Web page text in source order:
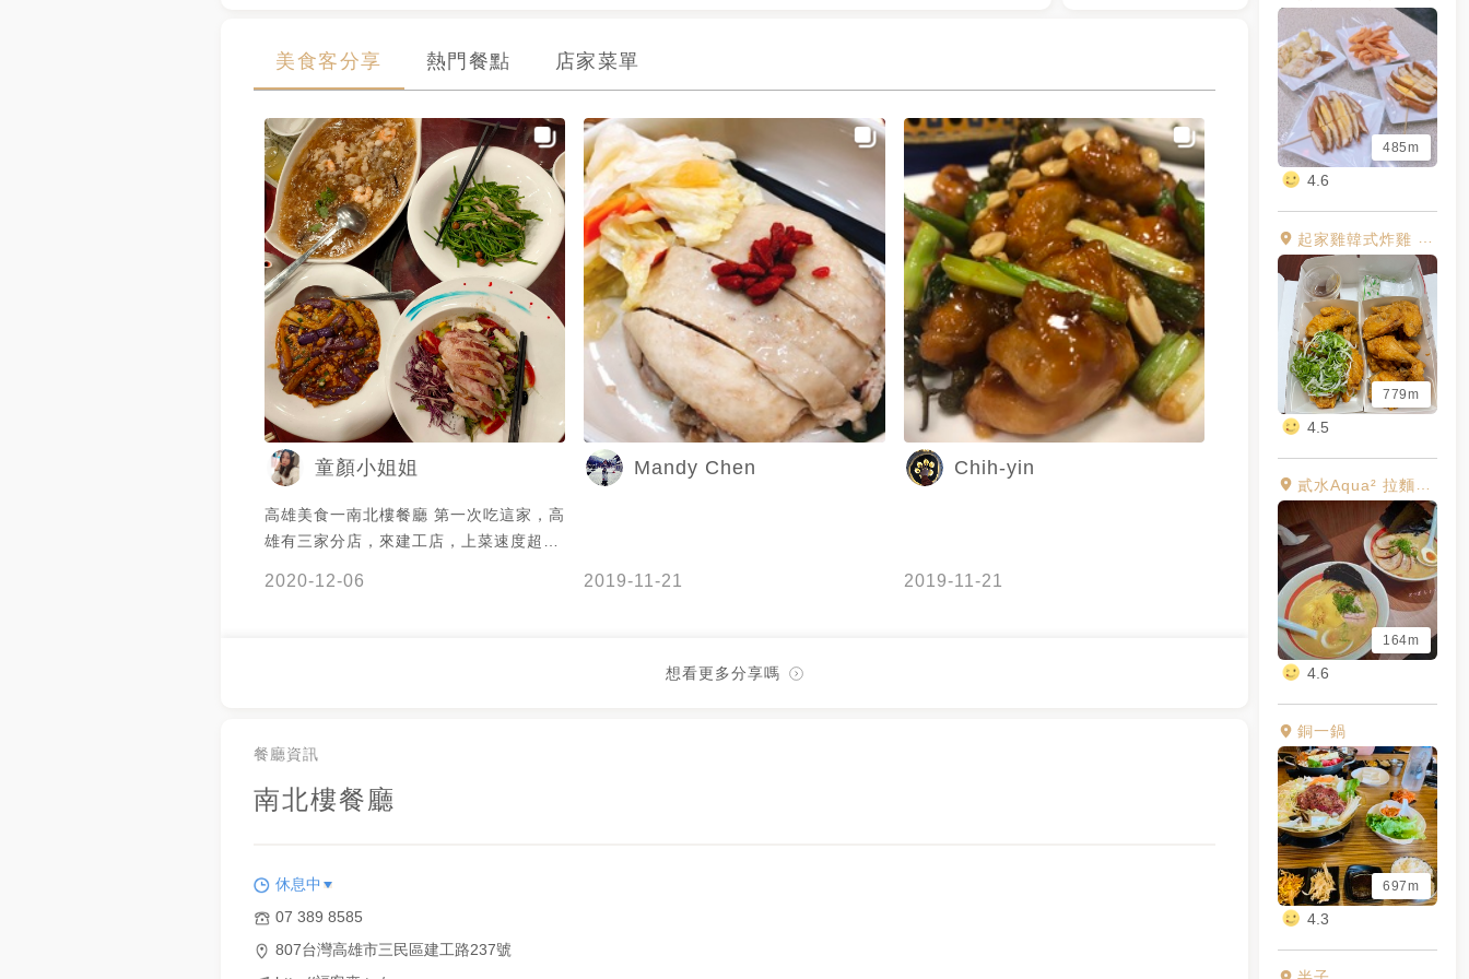
485m
4.6
起家雞韓式炸雞 三民建工店
779m
4.5
貳水Aqua² 拉麵の專賣店
164m
4.6
銅一鍋
697m
4.3
美食客分享 熱門餐點 店家菜單
童顏小姐姐
高雄美食一南北樓餐廳 第一次吃這家，高
雄有三家分店，來建工店，上菜速度超
個半小時？（不是該剛進去就要說
吃完出來，外面一堆人在等（如果要吃這
2020-12-06
Mandy Chen
2019-11-21
Chih-yin
2019-11-21
想看更多分享嗎
餐廳資訊
南北樓餐廳
休息中
07 389 8585
807台灣高雄市三民區建工路237號